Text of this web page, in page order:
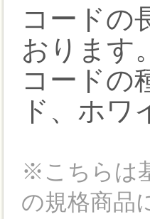
コードの
おります。
コードの
ド、ホワ
※こちらは
の規格商品